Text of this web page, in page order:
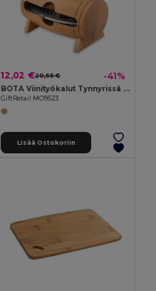
12,02 €20,55 € -41%
BOTA Viinityökalut Tynnyrissä Lahjasetti
GiftRetail MO9523
Lisää Ostokoriin